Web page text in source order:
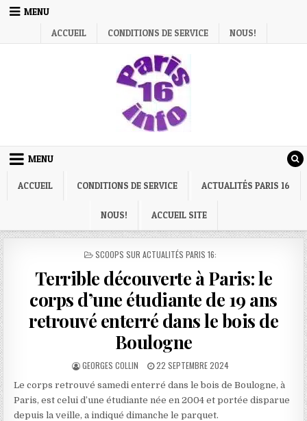
Skip
MENU
ACCUEIL
CONDITIONS DE SERVICE NOUS!
MENU
ACCUEIL CONDITIONS DE SERVICE ACTUALITÉS PARIS 16
NOUS! ACCUEIL SITE
POSTED
SCOOPS SUR ACTUALITÉS PARIS 16:
Terrible découverte à Paris: le
corps d’une étudiante de 19 ans
retrouvé enterré dans le bois de
Boulogne
AUTHOR:
GEORGES COLLIN
PUBLISHED
22 SEPTEMBRE 2024
Le corps retrouvé samedi enterré dans le bois de Boulogne, à
Paris, est celui d’une étudiante née en 2004 et portée disparue
depuis la veille, a indiqué dimanche le parquet.